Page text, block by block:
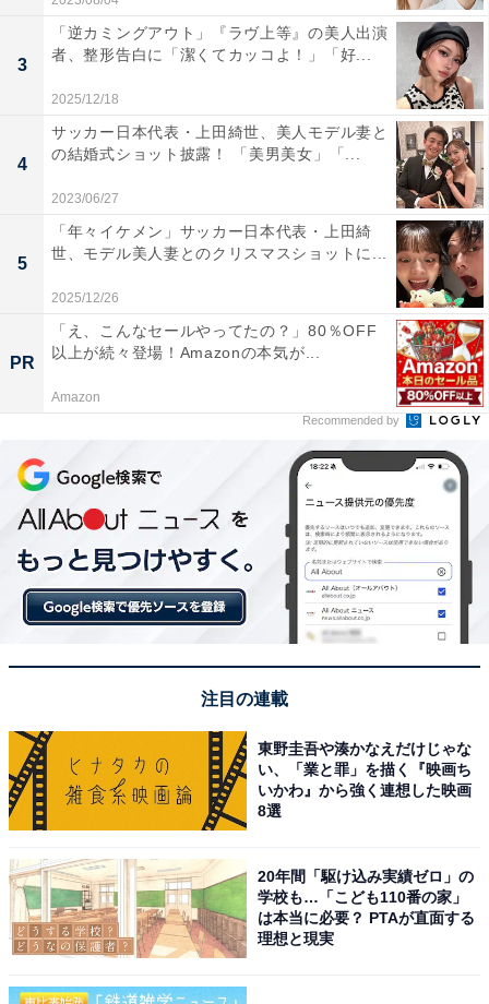
3
「逆カミングアウト」『ラヴ上等』の美人出演
者、整形告白に「潔くてカッコよ！」「好...
2025/12/18
4
サッカー日本代表・上田綺世、美人モデル妻と
の結婚式ショット披露！ 「美男美女」「...
2023/06/27
5
「年々イケメン」サッカー日本代表・上田綺
世、モデル美人妻とのクリスマスショットに...
2025/12/26
PR
「え、こんなセールやってたの？」80％OFF
以上が続々登場！Amazonの本気が...
Amazon
Recommended by
注目の連載
東野圭吾や湊かなえだけじゃな
い、「業と罪」を描く『映画ち
いかわ』から強く連想した映画
8選
20年間「駆け込み実績ゼロ」の
学校も…「こども110番の家」
は本当に必要？ PTAが直面する
理想と現実